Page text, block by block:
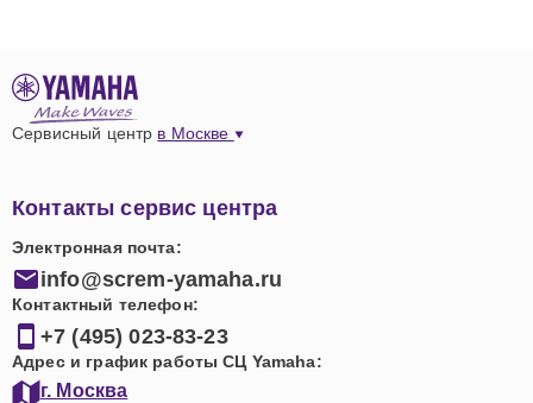
Сервисный центр в Москве
Контакты сервис центра
Электронная почта:
info@screm-yamaha.ru
Контактный телефон:
+7 (495) 023-83-23
Адрес и график работы СЦ Yamaha:
г. Москва